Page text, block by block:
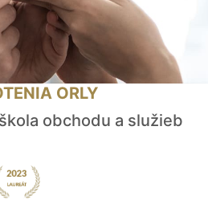
ORLY
obchodu a služieb